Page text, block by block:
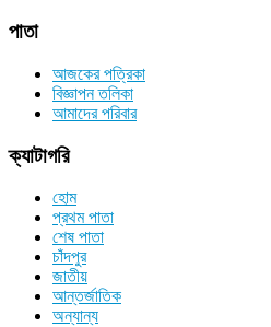
পাতা
আজকের পত্রিকা
বিজ্ঞাপন তলিকা
আমাদের পরিবার
ক্যাটাগরি
হোম
প্রথম পাতা
শেষ পাতা
চাঁদপুর
জাতীয়
আন্তর্জাতিক
অন্যান্য